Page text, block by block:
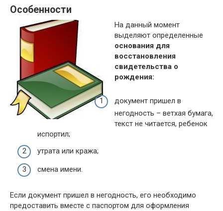
Особенности
На данный момент
выделяют определенные
основания для
восстановления
свидетельства о
рождения:
документ пришел в
негодность – ветхая бумага,
текст не читается, ребенок
испортил;
утрата или кража;
смена имени.
Если документ пришел в негодность, его необходимо
предоставить вместе с паспортом для оформления